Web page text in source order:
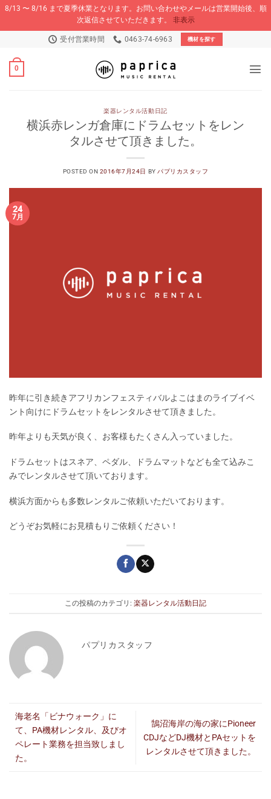
8/13 〜 8/16 まで夏季休業となります。お問い合わせやメールは営業開始後、順
次返信させていただきます。 非表示
content
受付営業時間 0463-74-6963 機材を探す
0
楽器レンタル活動日記
横浜赤レンガ倉庫にドラムセットをレン
タルさせて頂きました。
POSTED ON 2016年7月24日 BY パプリカスタッフ
24
7月
昨年に引き続きアフリカンフェスティバルよこはまのライブイベ
ント向けにドラムセットをレンタルさせて頂きました。
昨年よりも天気が良く、お客様もたくさん入っていました。
ドラムセットはスネア、ペダル、ドラムマットなども全て込みこ
みでレンタルさせて頂いております。
横浜方面からも多数レンタルご依頼いただいております。
どうぞお気軽にお見積もりご依頼ください！
この投稿のカテゴリ: 楽器レンタル活動日記
パプリカスタッフ
海老名「ビナウォーク」に
て、PA機材レンタル、及びオ
ペレート業務を担当致しまし
た。
鵠沼海岸の海の家にPioneer
CDJなどDJ機材とPAセットを
レンタルさせて頂きました。